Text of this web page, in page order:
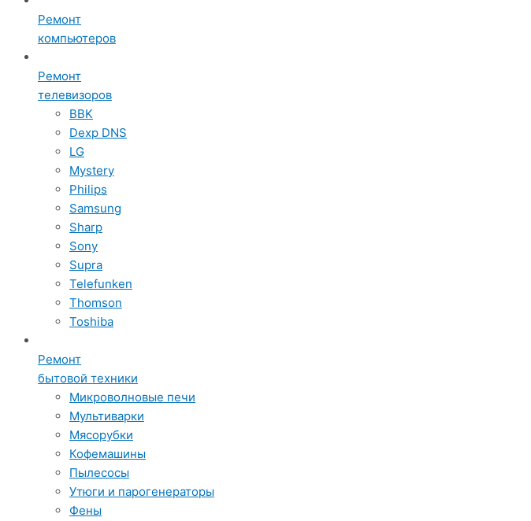
Ремонт
компьютеров
Ремонт
телевизоров
BBK
Dexp DNS
LG
Mystery
Philips
Samsung
Sharp
Sony
Supra
Telefunken
Thomson
Toshiba
Ремонт
бытовой техники
Микроволновые печи
Мультиварки
Мясорубки
Кофемашины
Пылесосы
Утюги и парогенераторы
Фены